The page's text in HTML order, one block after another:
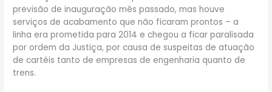
previsão de inauguração mês passado, mas houve
serviços de acabamento que não ficaram prontos – a
linha era prometida para 2014 e chegou a ficar paralisada
por ordem da Justiça, por causa de suspeitas de atuação
de cartéis tanto de empresas de engenharia quanto de
trens.